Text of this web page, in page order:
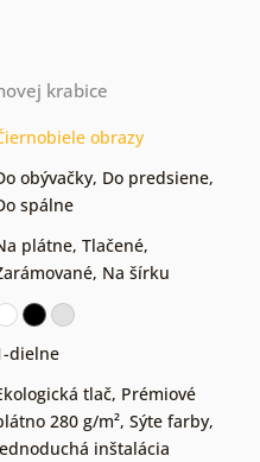
krabice
obrazy
obývačky, Do predsiene,
spálne
plátne, Tlačené,
, Na šírku
dielne
tlač, Prémiové
280 g/m², Sýte farby,
inštalácia